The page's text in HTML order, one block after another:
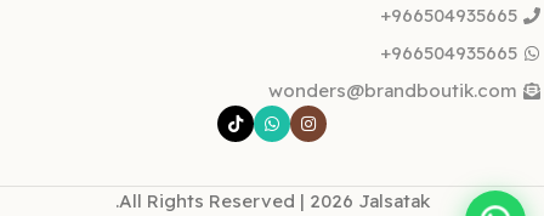
966504935665+
966504935665+
wonders@brandboutik.com
All Rights Reserved | 2026 Jalsatak.